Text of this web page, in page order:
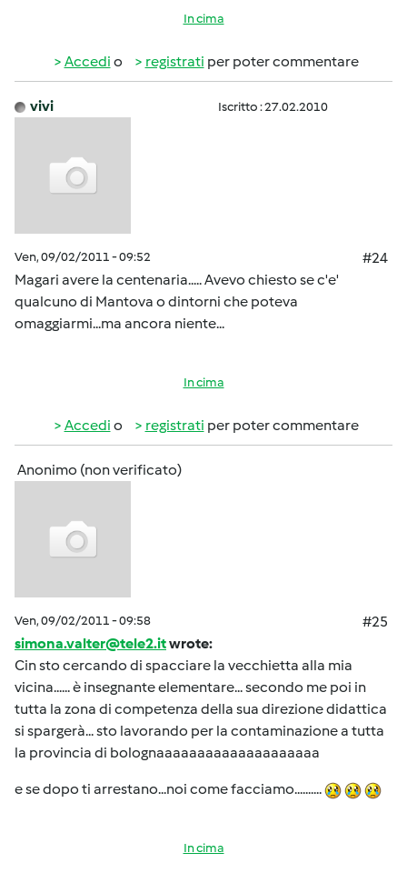
In cima
Accedi o registrati per poter commentare
vivi Iscritto : 27.02.2010
Ven, 09/02/2011 - 09:52
#24
Magari avere la centenaria..... Avevo chiesto se c'e'
qualcuno di Mantova o dintorni che poteva
omaggiarmi...ma ancora niente...
In cima
Accedi o registrati per poter commentare
Anonimo (non verificato)
Ven, 09/02/2011 - 09:58
#25
simona.valter@tele2.itwrote:
Cin sto cercando di spacciare la vecchietta alla mia
vicina...... è insegnante elementare... secondo me poi in
tutta la zona di competenza della sua direzione didattica
si spargerà... sto lavorando per la contaminazione a tutta
la provincia di bolognaaaaaaaaaaaaaaaaaaaa
e se dopo ti arrestano...noi come facciamo..........
In cima